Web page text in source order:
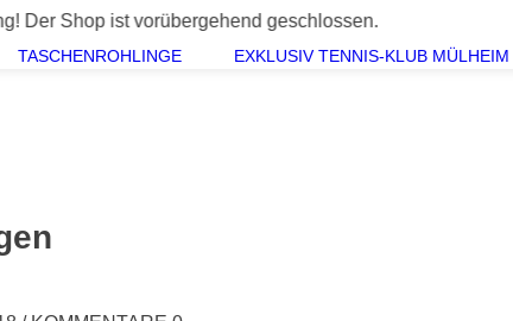
ist vorübergehend geschlossen.
TASCHENROHLINGE EXKLUSIV TENNIS-KLUB MÜLHEIM